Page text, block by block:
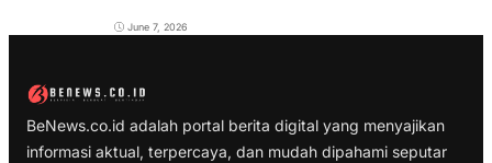
June 7, 2026
BeNews.co.id adalah portal berita digital yang menyajikan
informasi aktual, terpercaya, dan mudah dipahami seputar